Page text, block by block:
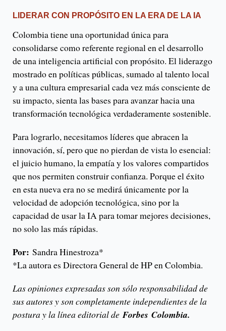
LIDERAR CON PROPÓSITO EN LA ERA DE LA IA
Colombia tiene una oportunidad única para
consolidarse como referente regional en el desarrollo
de una inteligencia artificial con propósito. El liderazgo
mostrado en políticas públicas, sumado al talento local
y a una cultura empresarial cada vez más consciente de
su impacto, sienta las bases para avanzar hacia una
transformación tecnológica verdaderamente sostenible.
Para lograrlo, necesitamos líderes que abracen la
innovación, sí, pero que no pierdan de vista lo esencial:
el juicio humano, la empatía y los valores compartidos
que nos permiten construir confianza. Porque el éxito
en esta nueva era no se medirá únicamente por la
velocidad de adopción tecnológica, sino por la
capacidad de usar la IA para tomar mejores decisiones,
no solo las más rápidas.
Por: Sandra Hinestroza*
*La autora es Directora General de HP en Colombia.
Las opiniones expresadas son sólo responsabilidad de
sus autores y son completamente independientes de la
postura y la línea editorial deForbes Colombia.